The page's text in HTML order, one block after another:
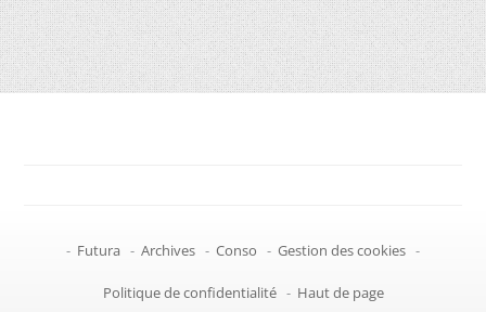
- Futura - Archives - Conso - Gestion des cookies -
Politique de confidentialité - Haut de page